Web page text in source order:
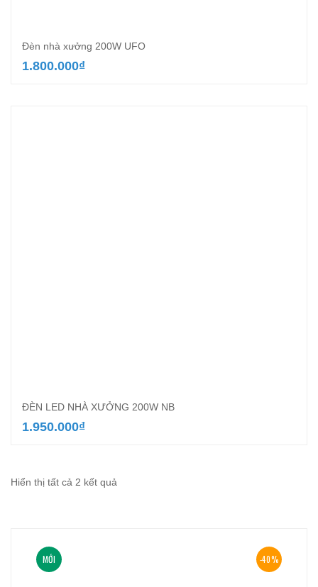
Đèn nhà xưởng 200W UFO
1.800.000₫
ĐÈN LED NHÀ XƯỞNG 200W NB
1.950.000₫
Hiển thị tất cả 2 kết quả
-40%
MỚI